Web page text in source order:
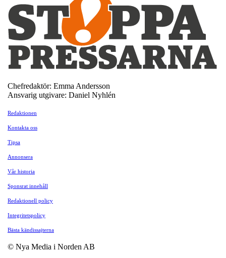
Chefredaktör: Emma Andersson
Ansvarig utgivare: Daniel Nyhlén
Redaktionen
Kontakta oss
Tipsa
Annonsera
Vår historia
Sponsrat innehåll
Redaktionell policy
Integritetspolicy
Bästa kändissajterna
© Nya Media i Norden AB